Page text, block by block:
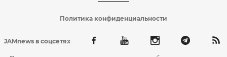
Политика конфиденциальности
JAMnews в соцсетях